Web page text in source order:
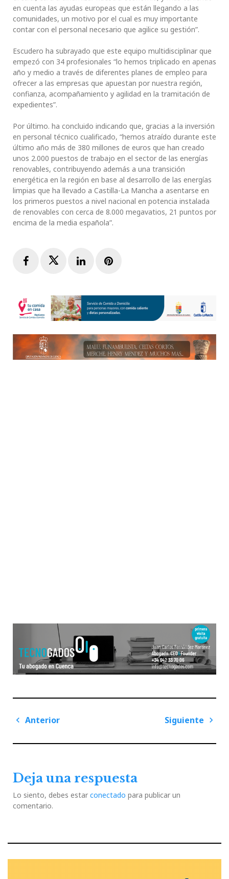
en cuenta las ayudas europeas que están llegando a las
comunidades, un motivo por el cual es muy importante
contar con el personal necesario que agilice su gestión”.
Escudero ha subrayado que este equipo multidisciplinar que
empezó con 34 profesionales “lo hemos triplicado en apenas
año y medio a través de diferentes planes de empleo para
ofrecer a las empresas que apuestan por nuestra región,
confianza, acompañamiento y agilidad en la tramitación de
expedientes”.
Por último. ha concluido indicando que, gracias a la inversión
en personal técnico cualificado, “hemos atraído durante este
último año más de 380 millones de euros que han creado
unos 2.000 puestos de trabajo en el sector de las energías
renovables, contribuyendo además a una transición
energética en la región en base al desarrollo de las energías
limpias que ha llevado a Castilla-La Mancha a asentarse en
los primeros puestos a nivel nacional en potencia instalada
de renovables con cerca de 8.000 megavatios, 21 puntos por
encima de la media española”.
FacebookTwitterLinkedInPinterest
Navegación
entradas
Anterior
Siguiente
Deja una respuesta
Lo siento, debes estar conectado para publicar un
comentario.